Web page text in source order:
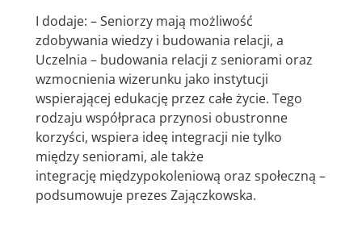
I dodaje: – Seniorzy mają możliwość
zdobywania wiedzy i budowania relacji, a
Uczelnia – budowania relacji z seniorami oraz
wzmocnienia wizerunku jako instytucji
wspierającej edukację przez całe życie. Tego
rodzaju współpraca przynosi obustronne
korzyści, wspiera ideę integracji nie tylko
między seniorami, ale także
integrację międzypokoleniową oraz społeczną –
podsumowuje prezes Zajączkowska.